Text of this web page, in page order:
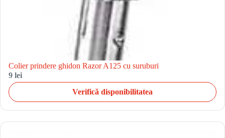
Colier prindere ghidon Razor A125 cu suruburi
9 lei
Verifică disponibilitatea